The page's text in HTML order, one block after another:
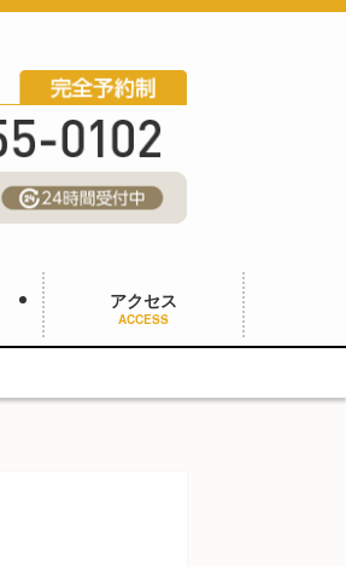
アクセス
ACCESS